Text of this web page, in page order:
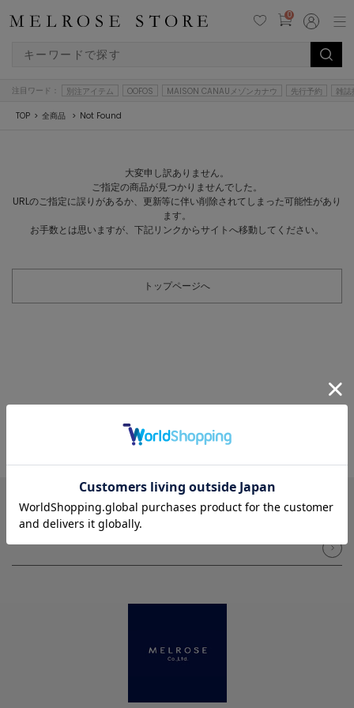
0
注目ワード： 別注アイテム OOFOS MAISON CANAUメゾンカナウ 先行予約 雑誌
TOP 全商品 Not Found
大変申し訳ありません。
ご指定の商品が見つかりませんでした。
URLのご指定に誤りがあるか、更新等に伴い削除されてしまった可能性があり
ます。
お手数とは思いますが、下記リンクからサイトへ移動してください。
トップページへ
NEWSLETTER メルマガ登録